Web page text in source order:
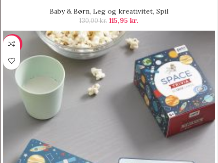
Baby & Børn, Leg og kreativitet, Spil
130,00kr. 115,95 kr.
-8%